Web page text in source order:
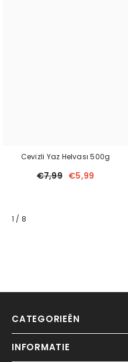
Cevizli Yaz Helvası 500g
€7,99 €5,99
1 / van
8
CATEGORIEËN
INFORMATIE